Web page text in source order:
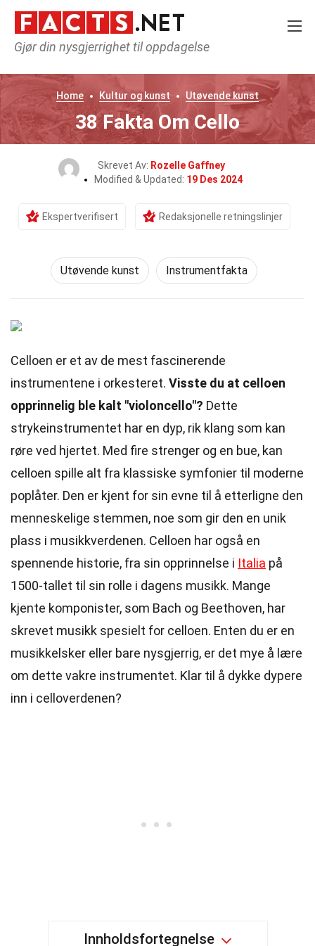
Gjør din nysgjerrighet til oppdagelse
Home Kultur og kunst Utøvende kunst
38 Fakta Om Cello
Skrevet Av: Rozelle Gaffney
Modified & Updated: 19 Des 2024
Ekspertverifisert Redaksjonelle retningslinjer
Utøvende kunst Instrumentfakta
Celloen er et av de mest fascinerende
instrumentene i orkesteret. Visste du at celloen
opprinnelig ble kalt "violoncello"? Dette
strykeinstrumentet har en dyp, rik klang som kan
røre ved hjertet. Med fire strenger og en bue, kan
celloen spille alt fra klassiske symfonier til moderne
poplåter. Den er kjent for sin evne til å etterligne den
menneskelige stemmen, noe som gir den en unik
plass i musikkverdenen. Celloen har også en
spennende historie, fra sin opprinnelse i Italia på
1500-tallet til sin rolle i dagens musikk. Mange
kjente komponister, som Bach og Beethoven, har
skrevet musikk spesielt for celloen. Enten du er en
musikkelsker eller bare nysgjerrig, er det mye å lære
om dette vakre instrumentet. Klar til å dykke dypere
inn i celloverdenen?
Innholdsfortegnelse